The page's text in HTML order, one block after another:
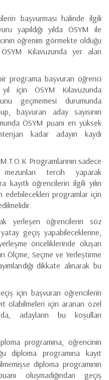
başvurması halinde ilgili
yapıldığı yılda ÖSYM ile
öğrenim görmekte olduğu
Kılavuzunda yer alan
programa başvuran öğrenci
yıl için ÖSYM Kılavuzunda
geçmemesi durumunda
başvuran aday sayısının
ÖSYM puanı en yüksek
kadar adayın kaydı
Programlarının sadece
tercih yaparak
kayıtlı öğrencilerin ilgili yılın
edebilecekleri programlar için
yerleşen öğrencilerin söz
geçiş yapabileceklerine,
önceliklerinde oluşan
Ölçme, Seçme ve Yerleştirme
dikkate alınarak bu
için başvuran öğrencilerin
olabilmeleri için aranan özel
adayların bu koşulları
programına, öğrencinin
diploma programına kayıt
diploma programının
oluşmadığından geçiş